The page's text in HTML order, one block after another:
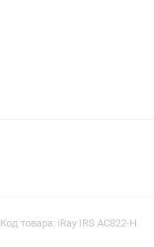
Код товара: iRay IRS AC822-H